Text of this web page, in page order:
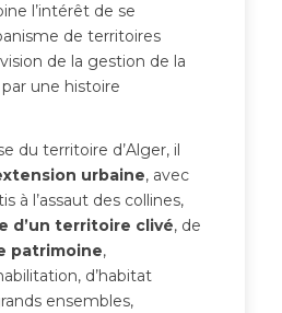
l’intérêt de se
de territoires
de la gestion de la
une histoire
du territoire d’Alger, il
urbaine, avec
à l’assaut des collines,
d’un territoire clivé, de
patrimoine,
d’habitat
ensembles,